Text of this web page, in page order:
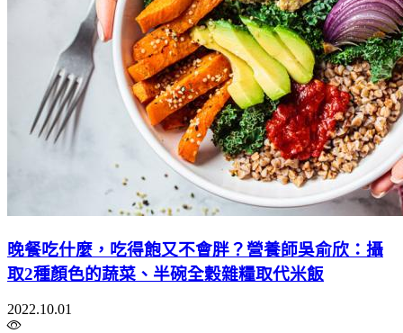
晚餐吃什麼，吃得飽又不會胖？營養師吳俞欣：攝
取2種顏色的蔬菜、半碗全穀雜糧取代米飯
2022.10.01